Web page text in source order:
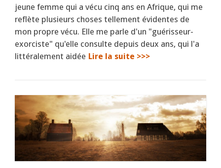
jeune femme qui a vécu cinq ans en Afrique, qui me
reflète plusieurs choses tellement évidentes de
mon propre vécu. Elle me parle d'un "guérisseur-
exorciste" qu'elle consulte depuis deux ans, qui l'a
littéralement aidée Lire la suite >>>